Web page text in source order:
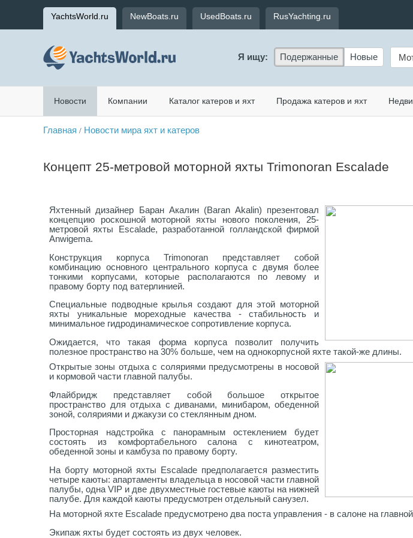
YachtsWorld.ru NewBoats.ru UsedBoats.ru RusYachting.ru
Я ищу: Подержанные Новые
Новости Компании Каталог катеров и яхт Продажа катеров и яхт
Главная / Новости мира яхт и катеров
Концепт 25-метровой моторной яхты Trimonoran Escalade
Яхтенный дизайнер Баран Акалин (Baran Akalin) презентовал
концепцию роскошной моторной яхты нового поколения, 25-
метровой яхты Escalade, разработанной голландской фирмой
Anwigema.
Конструкция корпуса Trimonoran представляет собой
комбинацию основного центрального корпуса с двумя более
тонкими корпусами, которые располагаются по левому и
правому борту под ватерлинией.
Специальные подводные крылья создают для этой моторной
яхты уникальные мореходные качества - стабильность и
минимальное гидродинамическое сопротивление корпуса.
Ожидается, что такая форма корпуса позволит получить
полезное пространство на 30% больше, чем на однокорпусной яхте такой-же длины.
Открытые зоны отдыха с соляриями предусмотрены в носовой
и кормовой части главной палубы.
Флайбридж представляет собой большое открытое
пространство для отдыха с диванами, минибаром, обеденной
зоной, соляриями и джакузи со стеклянным дном.
Просторная надстройка с панорамным остеклением будет
состоять из комфортабельного салона с кинотеатром,
обеденной зоны и камбуза по правому борту.
На борту моторной яхты Escalade предполагается разместить
четыре каюты: апартаменты владельца в носовой части главной
палубы, одна VIP и две двухместные гостевые каюты на нижней
палубе. Для каждой каюты предусмотрен отдельный санузел.
На моторной яхте Escalade предусмотрено два поста управления - в салоне на
Экипаж яхты будет состоять из двух человек.